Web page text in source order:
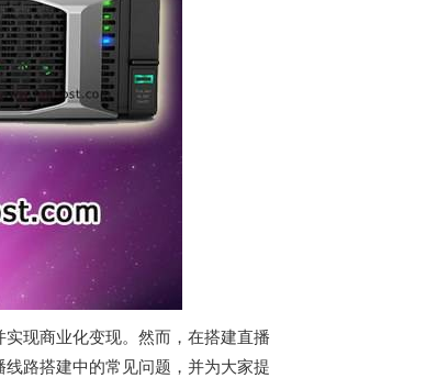
现商业化变现。然而，在搭建直播
路搭建中的常见问题，并为大家提